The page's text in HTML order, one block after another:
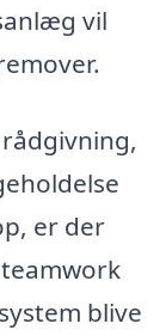
vil
er der
blive